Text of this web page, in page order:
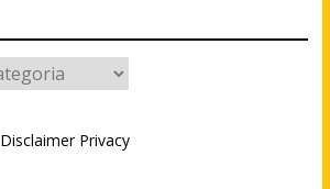
Disclaimer Privacy